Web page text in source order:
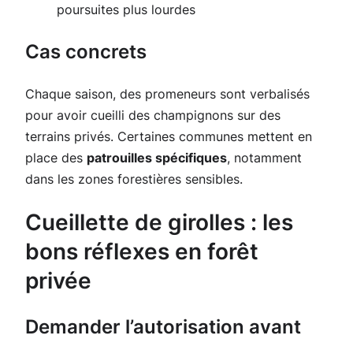
poursuites plus lourdes
Cas concrets
Chaque saison, des promeneurs sont verbalisés
pour avoir cueilli des champignons sur des
terrains privés. Certaines communes mettent en
place des patrouilles spécifiques, notamment
dans les zones forestières sensibles.
Cueillette de girolles : les
bons réflexes en forêt
privée
Demander l’autorisation avant